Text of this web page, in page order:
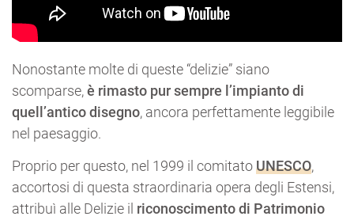
Nonostante molte di queste “delizie” siano
scomparse,è rimasto pur sempre l’impianto di
quell’antico disegno, ancora perfettamente leggibile
nel paesaggio.
Proprio per questo, nel 1999 il comitatoUNESCO,
accortosi di questa straordinaria opera degli Estensi,
attribuì alle Delizie il riconoscimento di Patrimonio